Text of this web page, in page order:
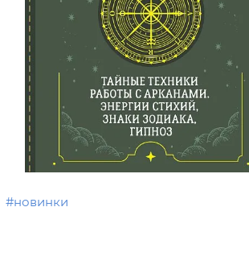
#новинки